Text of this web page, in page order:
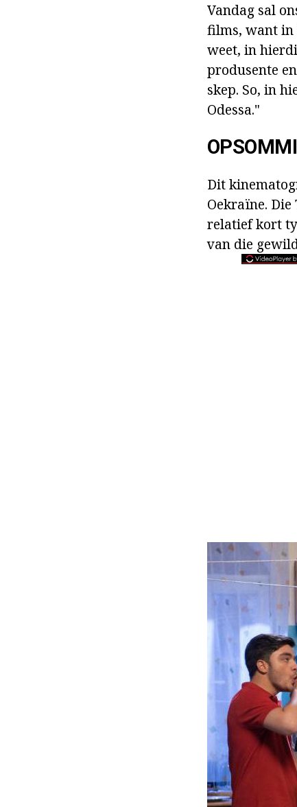
Vandag sal
films, want in
weet, in
produsente
skep. So, in
Odessa."
Dit
Oekraïne.
relatief kort
van die